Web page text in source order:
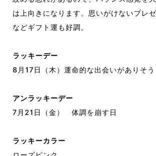
は上向きになります。思いがけないプレ
などギフト運も好調。
ラッキーデー
8月17日（木）運命的な出会いがありそう
アンラッキーデー
7月21日（金） 体調を崩す日
ラッキーカラー